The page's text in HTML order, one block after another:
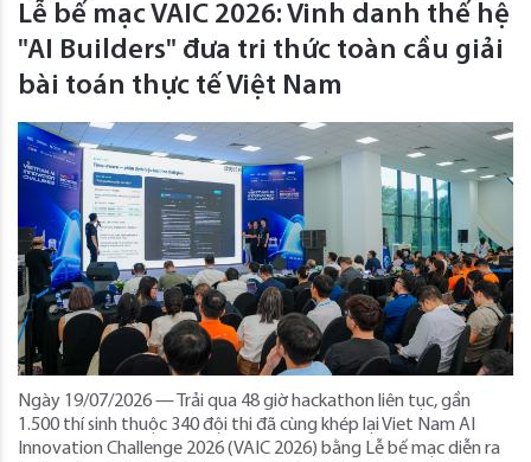
Lễ bế mạc VAIC 2026: Vinh danh thế hệ
"AI Builders" đưa tri thức toàn cầu giải
bài toán thực tế Việt Nam
Ngày 19/07/2026 — Trải qua 48 giờ hackathon liên tục, gần
1.500 thí sinh thuộc 340 đội thi đã cùng khép lại Viet Nam AI
Innovation Challenge 2026 (VAIC 2026) bằng Lễ bế mạc diễn ra